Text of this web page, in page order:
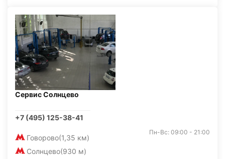
Сервис Солнцево
+7 (495) 125-38-41
Говорово(1,35 км)
Солнцево(930 м)
Пн-Вс: 09:00 - 21:00